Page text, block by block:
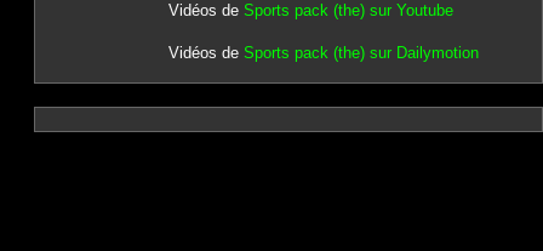
Vidéos de Sports pack (the) sur Youtube
Vidéos de Sports pack (the) sur Dailymotion